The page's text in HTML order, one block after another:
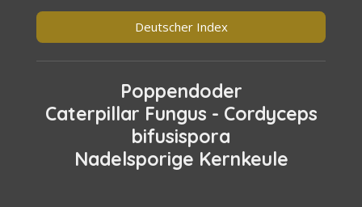
Deutscher Index
Poppendoder
Caterpillar Fungus - Cordyceps
bifusispora
Nadelsporige Kernkeule